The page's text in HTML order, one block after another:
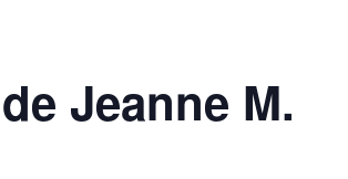
Jeanne M.